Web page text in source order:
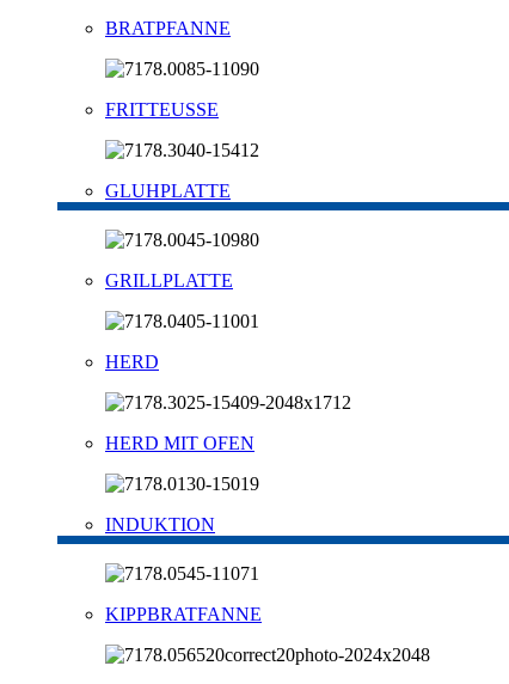
BRATPFANNE
FRITTEUSSE
GLUHPLATTE
GRILLPLATTE
HERD
HERD MIT OFEN
INDUKTION
KIPPBRATFANNE